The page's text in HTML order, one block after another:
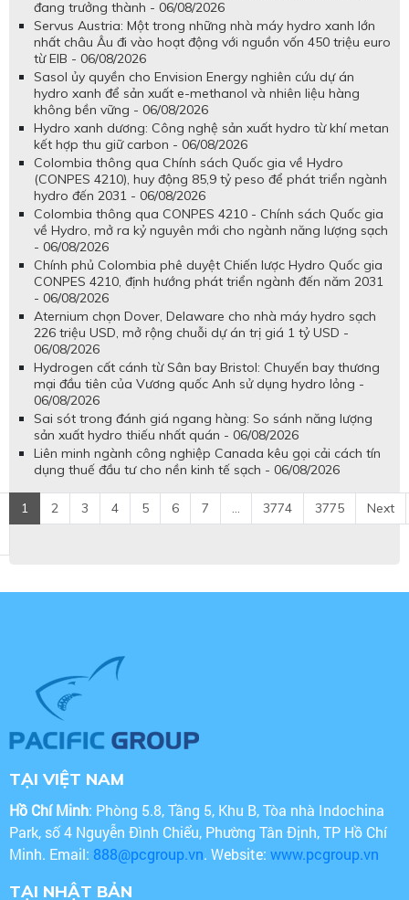
đang trưởng thành - 06/08/2026
Servus Austria: Một trong những nhà máy hydro xanh lớn
nhất châu Âu đi vào hoạt động với nguồn vốn 450 triệu euro
từ EIB - 06/08/2026
Sasol ủy quyền cho Envision Energy nghiên cứu dự án
hydro xanh để sản xuất e-methanol và nhiên liệu hàng
không bền vững - 06/08/2026
Hydro xanh dương: Công nghệ sản xuất hydro từ khí metan
kết hợp thu giữ carbon - 06/08/2026
Colombia thông qua Chính sách Quốc gia về Hydro
(CONPES 4210), huy động 85,9 tỷ peso để phát triển ngành
hydro đến 2031 - 06/08/2026
Colombia thông qua CONPES 4210 - Chính sách Quốc gia
về Hydro, mở ra kỷ nguyên mới cho ngành năng lượng sạch
- 06/08/2026
Chính phủ Colombia phê duyệt Chiến lược Hydro Quốc gia
CONPES 4210, định hướng phát triển ngành đến năm 2031
- 06/08/2026
Aternium chọn Dover, Delaware cho nhà máy hydro sạch
226 triệu USD, mở rộng chuỗi dự án trị giá 1 tỷ USD -
06/08/2026
Hydrogen cất cánh từ Sân bay Bristol: Chuyến bay thương
mại đầu tiên của Vương quốc Anh sử dụng hydro lỏng -
06/08/2026
Sai sót trong đánh giá ngang hàng: So sánh năng lượng
sản xuất hydro thiếu nhất quán - 06/08/2026
Liên minh ngành công nghiệp Canada kêu gọi cải cách tín
dụng thuế đầu tư cho nền kinh tế sạch - 06/08/2026
1 2 3 4 5 6 7 ... 3774 3775 Next
TẠI VIỆT NAM
Hồ Chí Minh: Phòng 5.8, Tầng 5, Khu B, Tòa nhà Indochina
Park, số 4 Nguyễn Đình Chiểu, Phường Tân Định, TP Hồ Chí
Minh. Email: 888@pcgroup.vn. Website: www.pcgroup.vn
TẠI NHẬT BẢN